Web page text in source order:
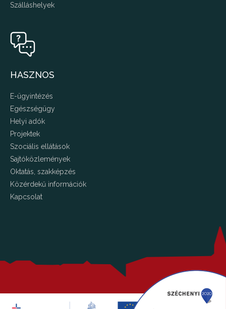
Szálláshelyek
HASZNOS
E-ügyintézés
Egészségügy
Helyi adók
Projektek
Szociális ellátások
Sajtóközlemények
Oktatás, szakképzés
Közérdekű információk
Kapcsolat